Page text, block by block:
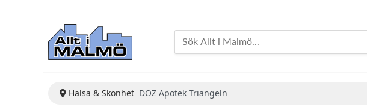
Hälsa & Skönhet DOZ Apotek Triangeln